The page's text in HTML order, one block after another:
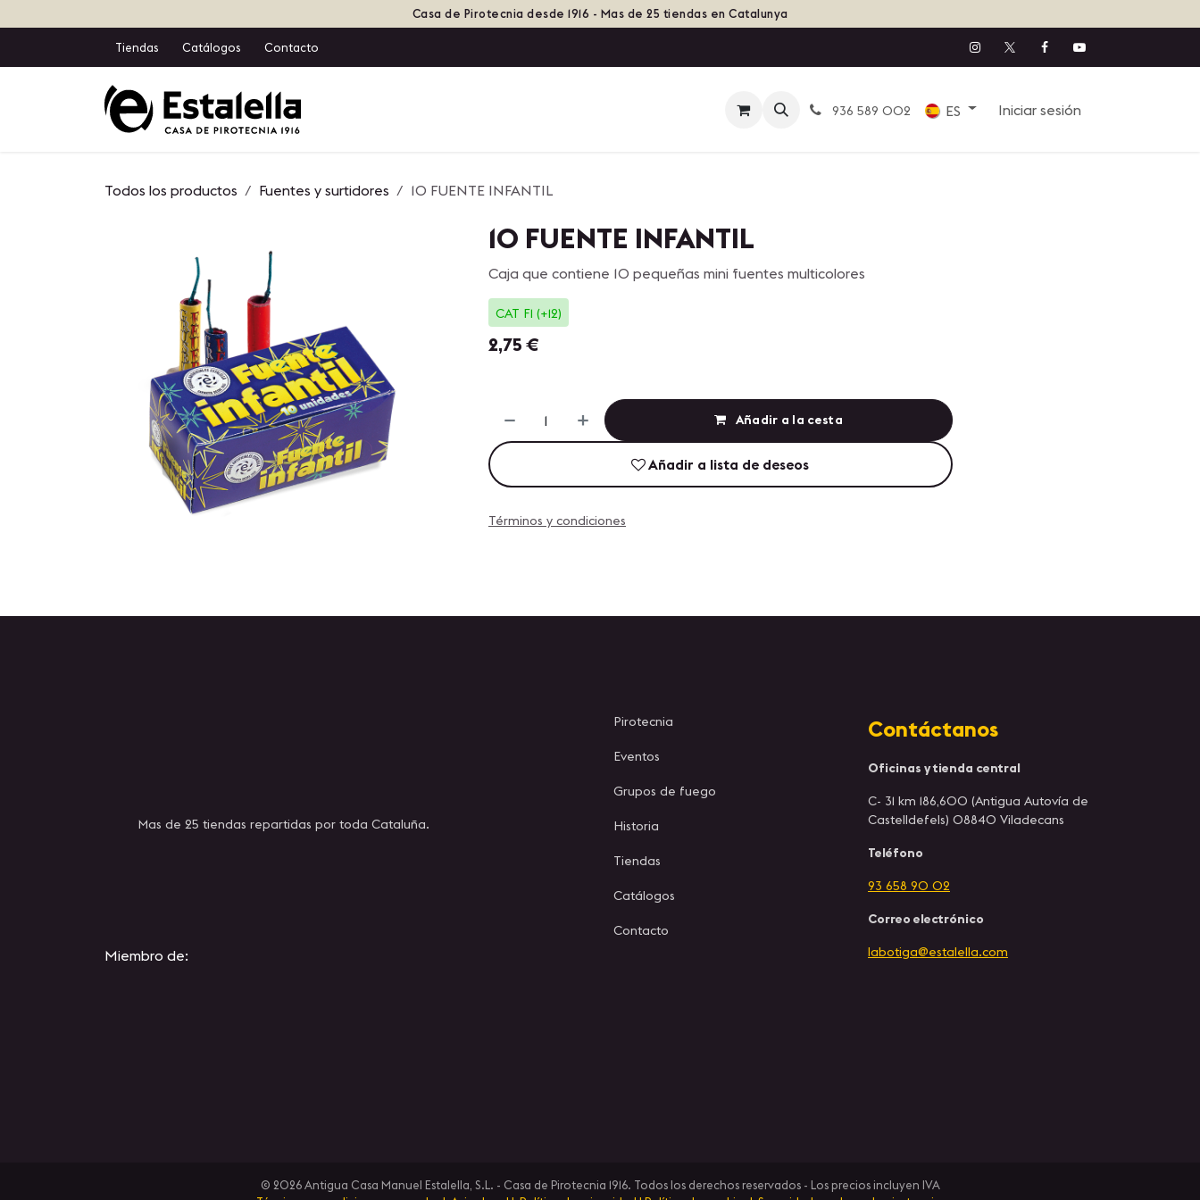
Casa de Pirotecnia desde 1916 - Mas de 25 tiendas en Catalunya
Tiendas Catálogos Contacto
936 589 002 ES Iniciar sesión
Todos los productos Fuentes y surtidores 10 FUENTE INFANTIL
10 FUENTE INFANTIL
Caja que contiene 10 pequeñas mini fuentes multicolores
CAT F1 (+12)
2,75 €
Añadir a la cesta
Añadir a lista de deseos
Términos y condiciones
Mas de 25 tiendas repartidas por toda Cataluña.
Miembro de:
Pirotecnia
Eventos
Grupos de fuego
Historia
Tiendas
Catálogos
Contacto
Contáctanos
Oficinas y tienda central
C- 31 km 186,600 (Antigua Autovía de
Castelldefels) 08840 Viladecans
Teléfono
93 658 90 02
Correo electrónico
labotiga@estalella.com
© 2026 Antigua Casa Manuel Estalella, S.L. - Casa de Pirotecnia 1916. Todos los derechos reservados - Los precios incluyen IVA